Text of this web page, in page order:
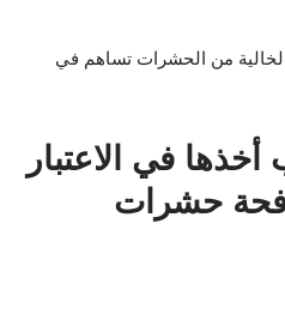
من الحشرات تساهم في
في الاعتبار
حشرات